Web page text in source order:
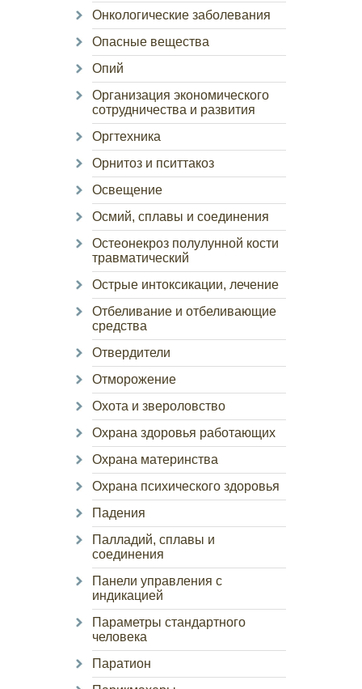
Онкологические заболевания
Опасные вещества
Опий
Организация экономического
сотрудничества и развития
Оргтехника
Орнитоз и пситтакоз
Освещение
Осмий, сплавы и соединения
Остеонекроз полулунной кости
травматический
Острые интоксикации, лечение
Отбеливание и отбеливающие
средства
Отвердители
Отморожение
Охота и звероловство
Охрана здоровья работающих
Охрана материнства
Охрана психического здоровья
Падения
Палладий, сплавы и
соединения
Панели управления с
индикацией
Параметры стандартного
человека
Паратион